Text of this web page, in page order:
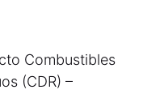
Combustibles
(CDR) –